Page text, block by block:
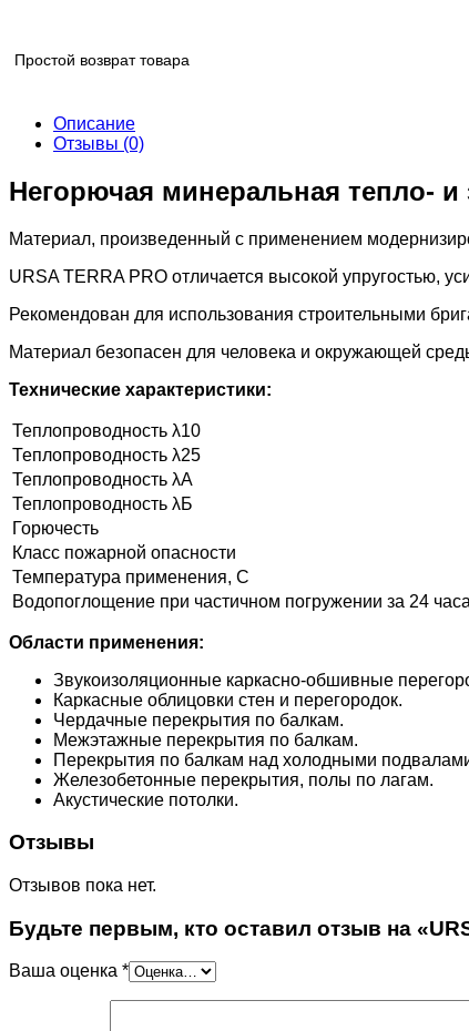
Простой возврат товара
Описание
Отзывы (0)
Негорючая минеральная тепло- и
Материал, произведенный с применением
URSA TERRA PRO отличается высокой упругостью,
Рекомендован для использования строительными
Материал безопасен для человека и окружающей
Технические характеристики:
Теплопроводность λ10
Теплопроводность λ25
Теплопроводность λА
Теплопроводность λБ
Горючесть
Класс пожарной опасности
Температура применения, С
Водопоглощение при частичном погружении за 24
Области применения:
Звукоизоляционные каркасно-обшивные
Каркасные облицовки стен и перегородок.
Чердачные перекрытия по балкам.
Межэтажные перекрытия по балкам.
Перекрытия по балкам над холодными
Железобетонные перекрытия, полы по лагам.
Акустические потолки.
Отзывы
Отзывов пока нет.
Будьте первым, кто оставил отзыв на
Ваша оценка *